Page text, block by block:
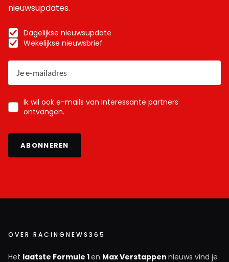
nieuwsupdates.
Dagelijkse nieuwsupdate
Wekelijkse nieuwsbrief
Ik wil ook e-mails van interessante partners
ontvangen.
ABONNEREN
OVER RACINGNEWS365
Het laatste Formule 1en Max Verstappen nieuws vind je